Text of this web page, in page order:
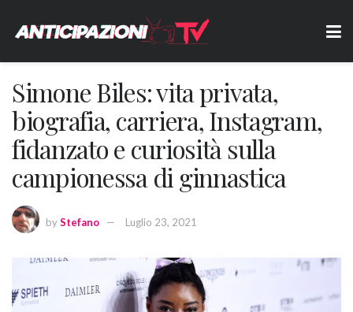
Simone Biles: vita privata,
biografia, carriera, Instagram,
fidanzato e curiosità sulla
campionessa di ginnastica
byStefano Luglio 23, 2021